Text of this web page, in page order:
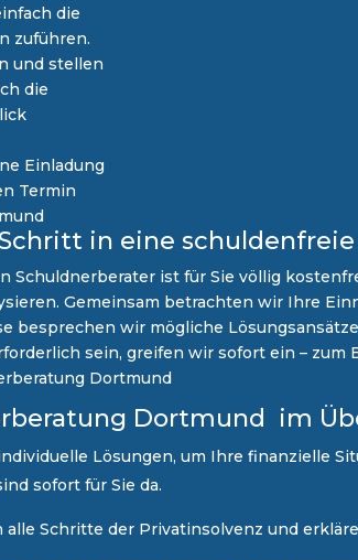
die
zuführen.
und stellen
die
Einladung
Termin
in eine
ist für Sie völlig
Gemeinsam betrachten wir Ihre
besprechen wir mögliche
sein, greifen wir sofort ein – zum
Dortmund
Dortmund im
Lösungen, um Ihre finanzielle
sofort für Sie da.​
alle Schritte der Privatinsolvenz und